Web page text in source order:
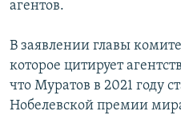
агентов.
В заявлении главы
которое цитирует
что Муратов в 2021 году
Нобелевской премии